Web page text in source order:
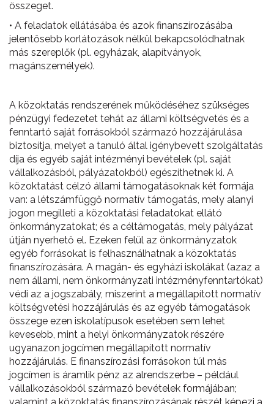
összeget.
• A feladatok ellátásába és azok finanszírozásába
jelentősebb korlátozások nélkül bekapcsolódhatnak
más szereplők (pl. egyházak, alapítványok,
magánszemélyek).
A közoktatás rendszerének működéséhez szükséges
pénzügyi fedezetet tehát az állami költségvetés és a
fenntartó saját forrásokból származó hozzájárulása
biztosítja, melyet a tanuló által igénybevett szolgáltatás
díja és egyéb saját intézményi bevételek (pl. saját
vállalkozásból, pályázatokból) egészíthetnek ki. A
közoktatást célzó állami támogatásoknak két formája
van: a létszámfüggő normatív támogatás, mely alanyi
jogon megilleti a közoktatási feladatokat ellátó
önkormányzatokat; és a céltámogatás, mely pályázat
útján nyerhető el. Ezeken felül az önkormányzatok
egyéb forrásokat is felhasználhatnak a közoktatás
finanszírozására. A magán- és egyházi iskolákat (azaz a
nem állami, nem önkormányzati intézményfenntartókat)
védi az a jogszabály, miszerint a megállapított normatív
költségvetési hozzájárulás és az egyéb támogatások
összege ezen iskolatípusok esetében sem lehet
kevesebb, mint a helyi önkormányzatok részére
ugyanazon jogcímen megállapított normatív
hozzájárulás. E finanszírozási forrásokon túl más
jogcímen is áramlik pénz az alrendszerbe – például
vállalkozásokból származó bevételek formájában;